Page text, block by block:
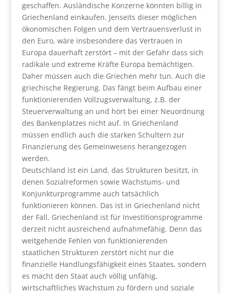
geschaffen. Ausländische Konzerne könnten billig in
Griechenland einkaufen. Jenseits dieser möglichen
ökonomischen Folgen und dem Vertrauensverlust in
den Euro, wäre insbesondere das Vertrauen in
Europa dauerhaft zerstört – mit der Gefahr dass sich
radikale und extreme Kräfte Europa bemächtigen.
Daher müssen auch die Griechen mehr tun. Auch die
griechische Regierung. Das fängt beim Aufbau einer
funktionierenden Vollzugsverwaltung, z.B. der
Steuerverwaltung an und hört bei einer Neuordnung
des Bankenplatzes nicht auf. In Griechenland
müssen endlich auch die starken Schultern zur
Finanzierung des Gemeinwesens herangezogen
werden.
Deutschland ist ein Land, das Strukturen besitzt, in
denen Sozialreformen sowie Wachstums- und
Konjunkturprogramme auch tatsächlich
funktionieren können. Das ist in Griechenland nicht
der Fall. Griechenland ist für Investitionsprogramme
derzeit nicht ausreichend aufnahmefähig. Denn das
weitgehende Fehlen von funktionierenden
staatlichen Strukturen zerstört nicht nur die
finanzielle Handlungsfähigkeit eines Staates, sondern
es macht den Staat auch völlig unfähig,
wirtschaftliches Wachstum zu fördern und soziale